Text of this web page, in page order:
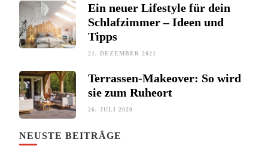
Ein neuer Lifestyle für dein
Schlafzimmer – Ideen und
Tipps
21. DEZEMBER 2021
Terrassen-Makeover: So wird
sie zum Ruheort
26. JULI 2020
NEUSTE BEITRÄGE